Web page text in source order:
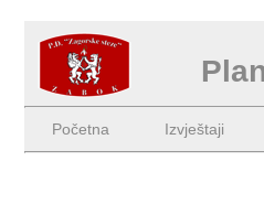
Početna Izvještaji